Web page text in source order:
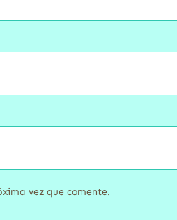
vez que comente.